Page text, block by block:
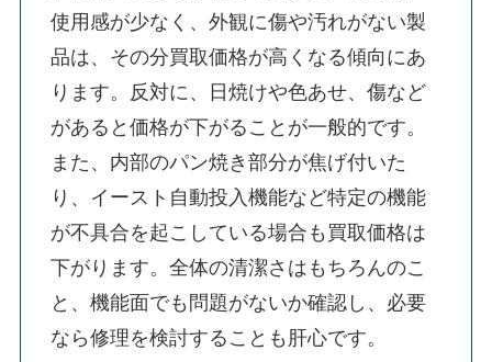
使用感が少なく、外観に傷や汚れがない製
品は、その分買取価格が高くなる傾向にあ
ります。反対に、日焼けや色あせ、傷など
があると価格が下がることが一般的です。
また、内部のパン焼き部分が焦げ付いた
り、イースト自動投入機能など特定の機能
が不具合を起こしている場合も買取価格は
下がります。全体の清潔さはもちろんのこ
と、機能面でも問題がないか確認し、必要
なら修理を検討することも肝心です。